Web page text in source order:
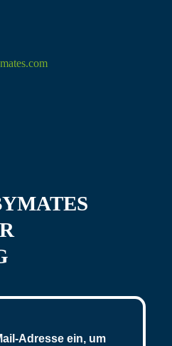
Adresse ein, um